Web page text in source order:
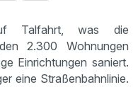
Talfahrt, was die
2.300 Wohnungen
Einrichtungen saniert.
eine Straßenbahnlinie.